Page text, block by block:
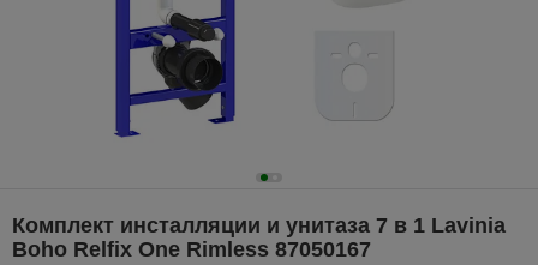
Комплект инсталляции и унитаза 7 в 1 Lavinia
Boho Relfix One Rimless 87050167